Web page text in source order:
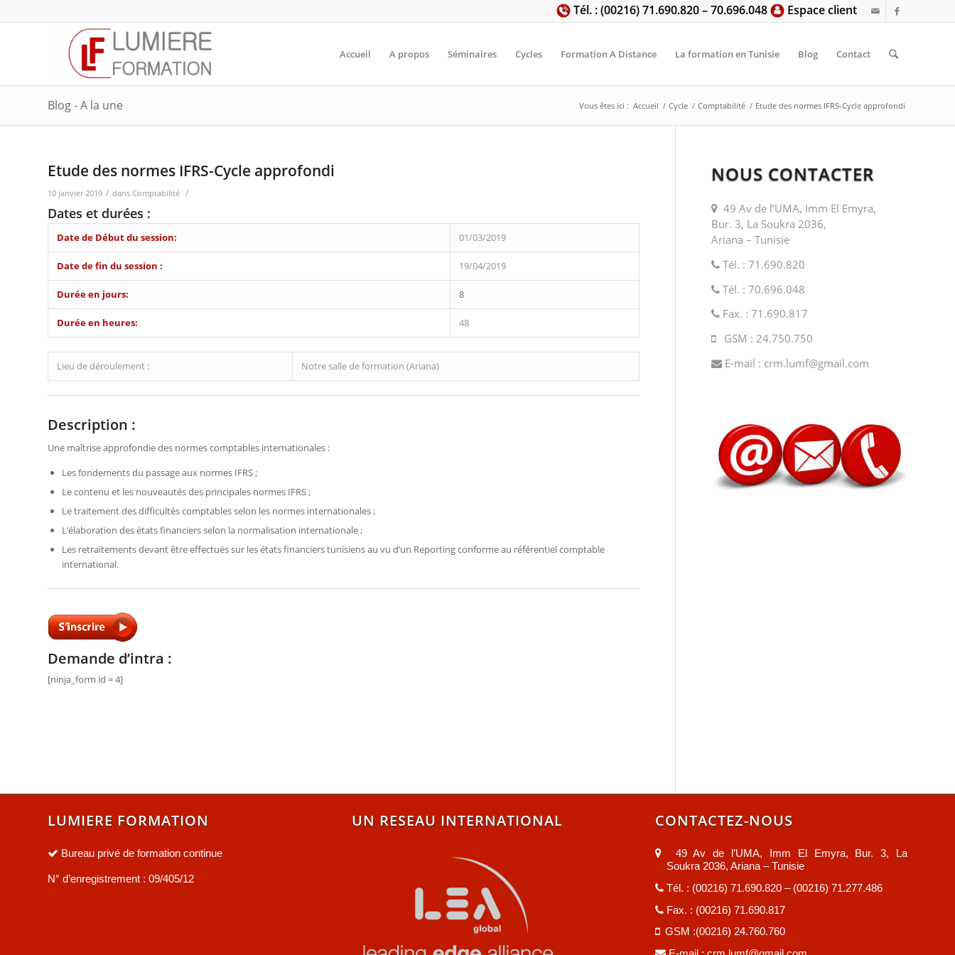
Tél. : (00216) 71.690.820 – 70.696.048 Espace client
Accueil A propos Séminaires Cycles Formation A Distance La formation en Tunisie Blog Contact
Blog - A la une Vous êtes ici : Accueil / Cycle / Comptabilité / Etude des normes IFRS-Cycle approfondi
Etude des normes IFRS-Cycle approfondi
10 janvier 2019 / dans Comptabilité /
Dates et durées :
Date de Début du session: 01/03/2019
Date de fin du session : 19/04/2019
Durée en jours: 8
Durée en heures: 48
Lieu de déroulement : Notre salle de formation (Ariana)
Description :
Une maîtrise approfondie des normes comptables internationales :
Les fondements du passage aux normes IFRS ;
Le contenu et les nouveautés des principales normes IFRS ;
Le traitement des difficultés comptables selon les normes internationales ;
L’élaboration des états financiers selon la normalisation internationale ;
Les retraitements devant être effectués sur les états financiers tunisiens au vu d’un Reporting conforme au référentiel comptable
international.
Demande d’intra :
[ninja_form id = 4]
NOUS CONTACTER
49 Av de l’UMA, Imm El Emyra,
Bur. 3, La Soukra 2036,
Ariana – Tunisie
Tél. : 71.690.820
Tél. : 70.696.048
Fax. : 71.690.817
GSM : 24.750.750
E-mail : crm.lumf@gmail.com
LUMIERE FORMATION
Bureau privé de formation continue
N° d’enregistrement : 09/405/12
UN RESEAU INTERNATIONAL CONTACTEZ-NOUS
49 Av de l’UMA, Imm El Emyra, Bur. 3, La
Soukra 2036, Ariana – Tunisie
Tél. : (00216) 71.690.820 – (00216) 71.277.486
Fax. : (00216) 71.690.817
GSM :(00216) 24.760.760